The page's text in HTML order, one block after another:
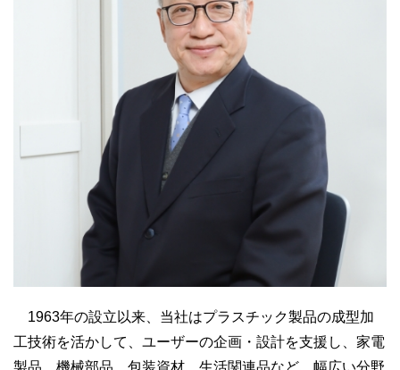
1963年の設立以来、当社はプラスチック製品の成型加
工技術を活かして、ユーザーの企画・設計を支援し、家電